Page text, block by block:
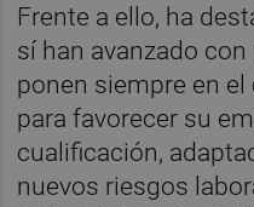
Frente a ello, ha
sí han avanzado
ponen siempre en
para favorecer su
cualificación,
nuevos riesgos